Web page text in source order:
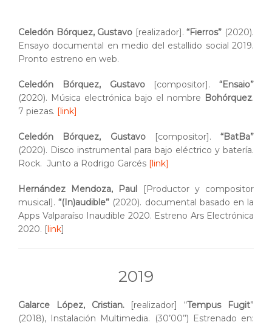
Celedón Bórquez, Gustavo [realizador].“Fierros” (2020).
Ensayo documental en medio del estallido social 2019.
Pronto estreno en web.
Celedón Bórquez, Gustavo[compositor]. “Ensaio”
(2020). Música electrónica bajo el nombre Bohórquez.
7 piezas. [link]
Celedón Bórquez, Gustavo[compositor]. “BatBa”
(2020). Disco instrumental para bajo eléctrico y batería.
Rock. Junto a Rodrigo Garcés [link]
Hernández Mendoza, Paul
[Productor y compositor
musical].“(In)audible” (2020). documental basado en la
Apps Valparaíso Inaudible 2020. Estreno Ars Electrónica
2020. [link]
2019
Galarce López, Cristian. [realizador] “Tempus Fugit”
(2018), Instalación Multimedia. (30’00’’) Estrenado en: